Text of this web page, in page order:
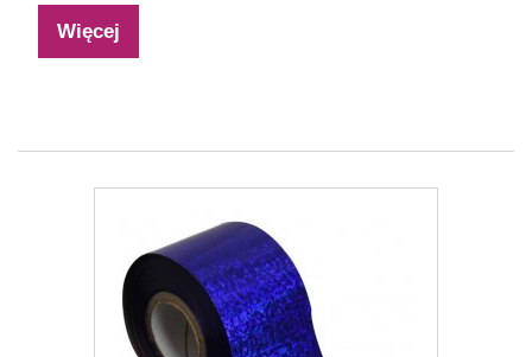
Więcej